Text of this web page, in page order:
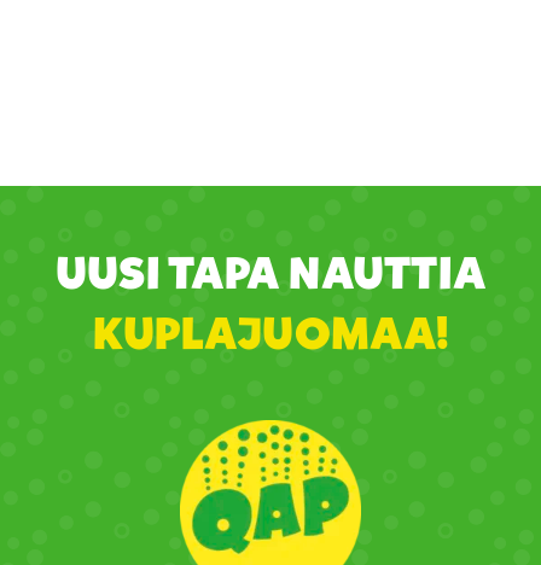
UUSI TAPA NAUTTIA
KUPLAJUOMAA!